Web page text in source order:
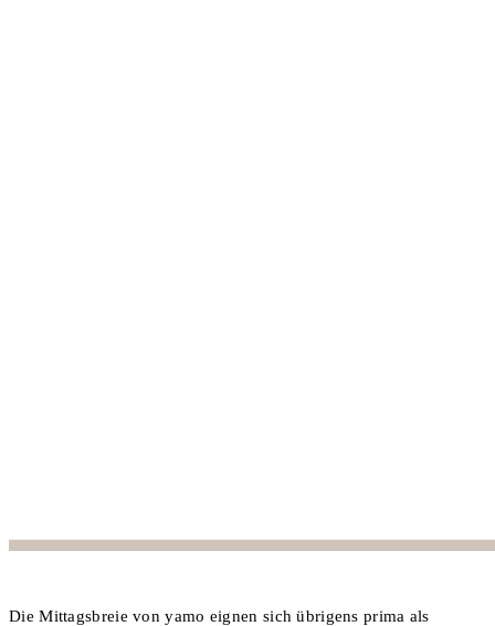
Die Mittagsbreie von yamo eignen sich übrigens prima als